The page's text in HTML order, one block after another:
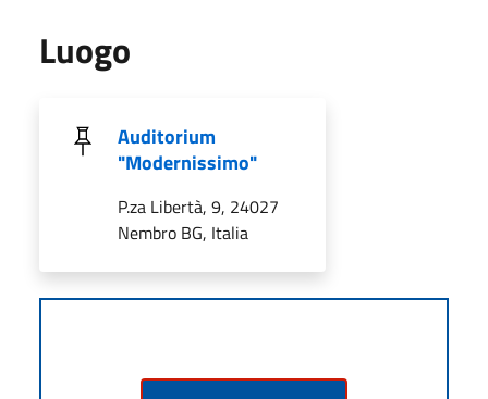
Luogo
Auditorium
"Modernissimo"
P.za Libertà, 9, 24027
Nembro BG, Italia